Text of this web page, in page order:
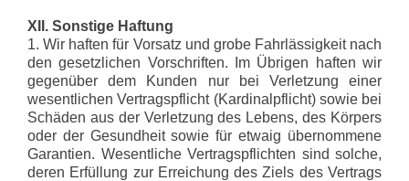
XII. Sonstige Haftung
1. Wir haften für Vorsatz und grobe Fahrlässigkeit nach
den gesetzlichen Vorschriften. Im Übrigen haften wir
gegenüber dem Kunden nur bei Verletzung einer
wesentlichen Vertragspflicht (Kardinalpflicht) sowie bei
Schäden aus der Verletzung des Lebens, des Körpers
oder der Gesundheit sowie für etwaig übernommene
Garantien. Wesentliche Vertragspflichten sind solche,
deren Erfüllung zur Erreichung des Ziels des Vertrags